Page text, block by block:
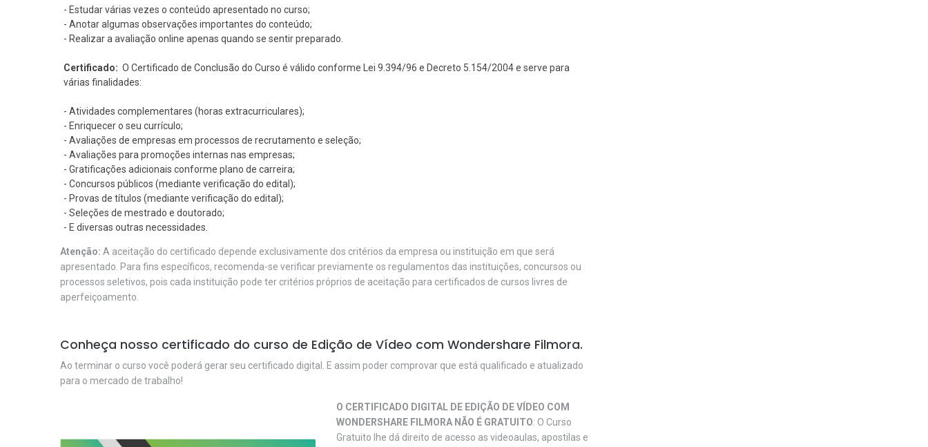
- Estudar várias vezes o conteúdo apresentado no curso;
- Anotar algumas observações importantes do conteúdo;
- Realizar a avaliação online apenas quando se sentir preparado.
Certificado: O Certificado de Conclusão do Curso é válido conforme Lei 9.394/96 e Decreto 5.154/2004 e serve para
várias finalidades:
- Atividades complementares (horas extracurriculares);
- Enriquecer o seu currículo;
- Avaliações de empresas em processos de recrutamento e seleção;
- Avaliações para promoções internas nas empresas;
- Gratificações adicionais conforme plano de carreira;
- Concursos públicos (mediante verificação do edital);
- Provas de títulos (mediante verificação do edital);
- Seleções de mestrado e doutorado;
- E diversas outras necessidades.
Atenção: A aceitação do certificado depende exclusivamente dos critérios da empresa ou instituição em que será
apresentado. Para fins específicos, recomenda-se verificar previamente os regulamentos das instituições, concursos ou
processos seletivos, pois cada instituição pode ter critérios próprios de aceitação para certificados de cursos livres de
aperfeiçoamento.
Conheça nosso certificado do curso de Edição de Vídeo com Wondershare Filmora.
Ao terminar o curso você poderá gerar seu certificado digital. E assim poder comprovar que está qualificado e atualizado
para o mercado de trabalho!
O CERTIFICADO DIGITAL DE EDIÇÃO DE VÍDEO COM
WONDERSHARE FILMORA NÃO É GRATUITO: O Curso
Gratuito lhe dá direito de acesso as videoaulas, apostilas e